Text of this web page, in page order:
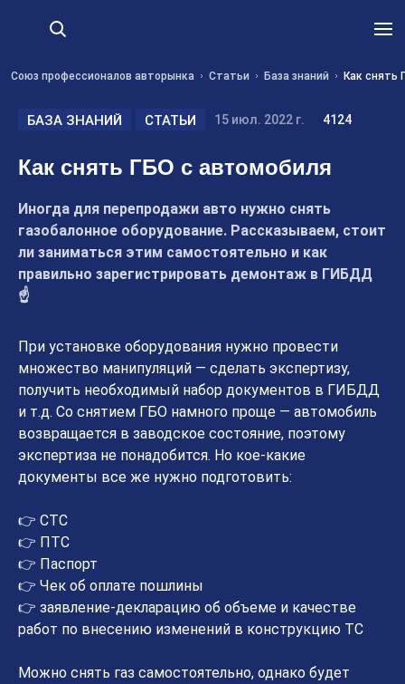
Союз профессионалов авторынка Статьи База знаний Как снять
БАЗА ЗНАНИЙ СТАТЬИ 15 июл. 2022 г. 4124
Как снять ГБО с автомобиля
Иногда для перепродажи авто нужно снять
газобалонное оборудование. Рассказываем, стоит
ли заниматься этим самостоятельно и как
правильно зарегистрировать демонтаж в ГИБДД
☝
При установке оборудования нужно провести
множество манипуляций — сделать экспертизу,
получить необходимый набор документов в ГИБДД
и т.д. Со снятием ГБО намного проще — автомобиль
возвращается в заводское состояние, поэтому
экспертиза не понадобится. Но кое-какие
документы все же нужно подготовить:
👉 СТС
👉 ПТС
👉 Паспорт
👉 Чек об оплате пошлины
👉 заявление-декларацию об объеме и качестве
работ по внесению изменений в конструкцию ТС
Можно снять газ самостоятельно, однако будет